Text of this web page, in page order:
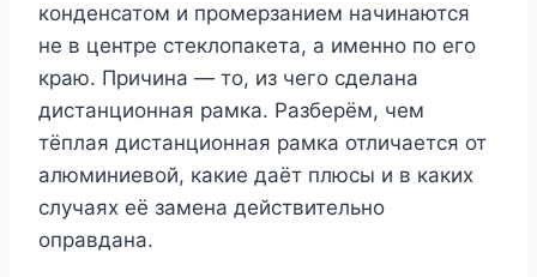
конденсатом и промерзанием начинаются
не в центре стеклопакета, а именно по его
краю. Причина — то, из чего сделана
дистанционная рамка. Разберём, чем
тёплая дистанционная рамка отличается от
алюминиевой, какие даёт плюсы и в каких
случаях её замена действительно
оправдана.